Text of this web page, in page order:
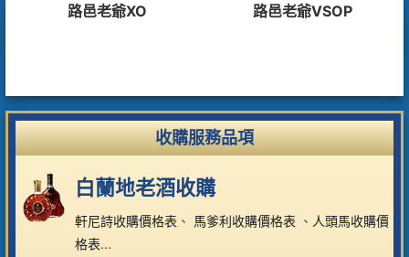
路邑老爺XO 路邑老爺VSOP
收購服務品項
白蘭地老酒收購
軒尼詩收購價格表 、 馬爹利收購價格表 、 人頭馬收購價
格表...